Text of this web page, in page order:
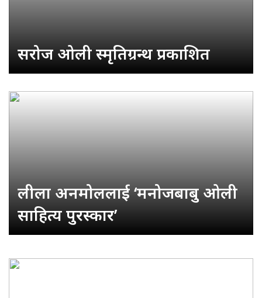
सरोज ओली स्मृतिग्रन्थ प्रकाशित
लीला अनमोललाई ‘मनोजबाबु ओली
साहित्य पुरस्कार’